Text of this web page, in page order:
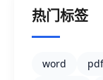
热门标签
word pdf